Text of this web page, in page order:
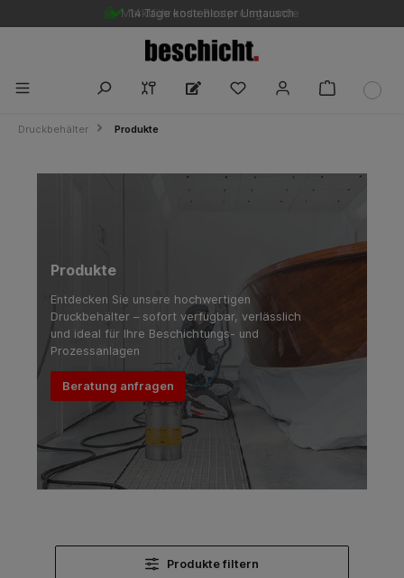
14 Tage kostenloser Umtausch
Marktführende Bestpreisgarantie
Druckbehälter Produkte
Produkte
Entdecken Sie unsere hochwertigen
Druckbehälter – sofort verfügbar, verlässlich
und ideal für Ihre Beschichtungs- und
Prozessanlagen
Beratung anfragen
Produkte filtern